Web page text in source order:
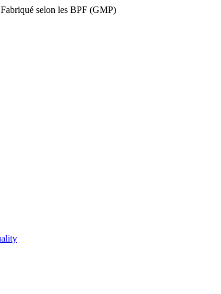
Fabriqué selon les BPF (GMP)